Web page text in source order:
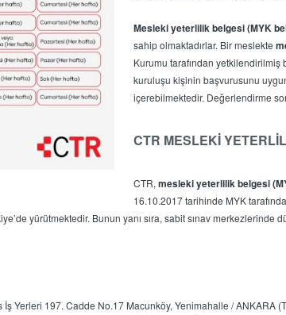
Mesleki yeterlilik belgesi (MYK
sahip olmaktadırlar. Bir meslekte
Kurumu tarafından
kuruluşu kişinin başvurusunu
içerebilmektedir. Değerlendirme
CTR MESLEKİ
CTR, mesleki yeterlilik belgesi
16.10.2017 tarihinde MYK
yürütmektedir. Bunun yanı sıra, sabit sınav merkezlerinde
İş Yerleri 197. Cadde No.17 Macunköy, Yenimahalle / ANKARA